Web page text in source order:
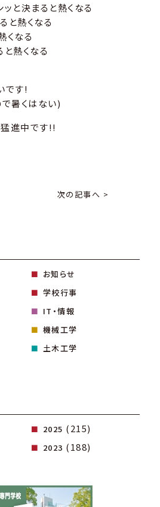
と決まると熱くなる
と熱くなる
くなる
熱くなる
です!
暑くはない)
進中です!!
次の記事へ >
お知らせ
学校行事
IT・情報
機械工学
土木工学
2025 (215)
2023 (188)